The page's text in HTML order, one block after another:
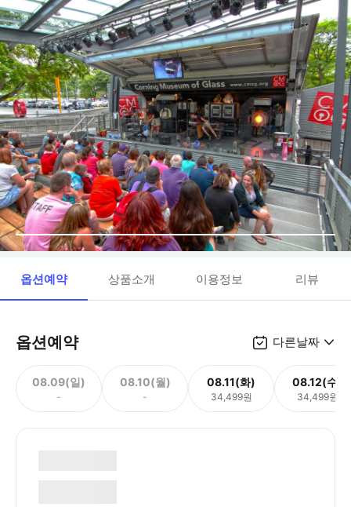
옵션예약 상품소개 이용정보 리뷰
옵션예약 다른날짜
08.09(일)
-
08.10(월)
-
08.11(화)
34,499원
08.12(수)
34,499원